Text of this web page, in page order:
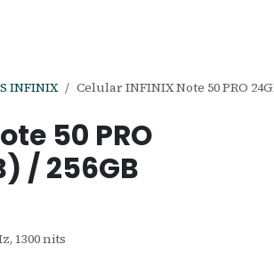
INFINIX Celular INFINIX Note 50 PRO
50 PRO
/ 256GB
1300 nits